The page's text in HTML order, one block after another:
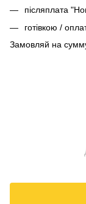
післяплата
готівкою /
Замовляй на